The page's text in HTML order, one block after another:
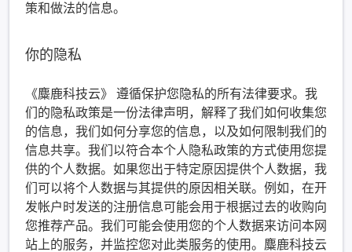
策和做法的信息。
你的隐私
《麋鹿科技云》 遵循保护您隐私的所有法律要求。我
们的隐私政策是一份法律声明，解释了我们如何收集您
的信息，我们如何分享您的信息，以及如何限制我们的
信息共享。我们以符合本个人隐私政策的方式使用您提
供的个人数据。如果您出于特定原因提供个人数据，我
们可以将个人数据与其提供的原因相关联。例如，在开
发帐户时发送的注册信息可能会用于根据过去的收购向
您推荐产品。我们可能会使用您的个人数据来访问本网
站上的服务，并监控您对此类服务的使用。麋鹿科技云